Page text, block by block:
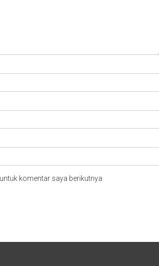
komentar saya berikutnya.